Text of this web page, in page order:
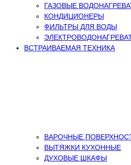
ГАЗОВЫЕ
КОНДИЦИОНЕРЫ
ФИЛЬТРЫ ДЛЯ ВОДЫ
ВСТРАИВАЕМАЯ ТЕХНИКА
ВАРОЧНЫЕ
ВЫТЯЖКИ КУХОННЫЕ
ДУХОВЫЕ ШКАФЫ